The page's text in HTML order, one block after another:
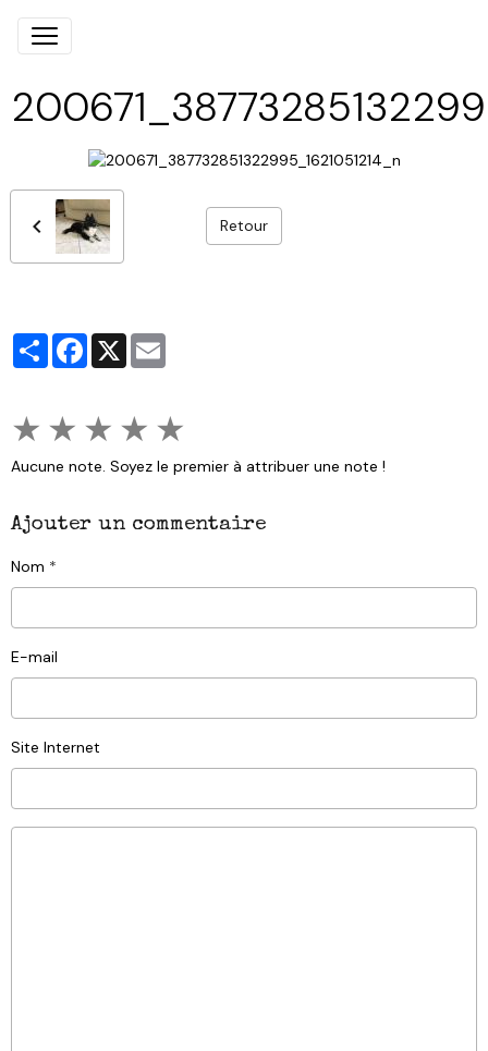
Retour
PartagerFacebook
X
★ ★ ★ ★ ★
Aucune note. Soyez le premier à attribuer une note !
Ajouter un commentaire
Nom
E-mail
Site Internet